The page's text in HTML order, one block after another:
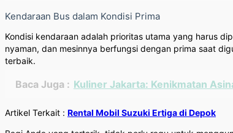
Kendaraan Bus dalam Kondisi Prima
Kondisi kendaraan adalah prioritas utama yang harus
nyaman, dan mesinnya berfungsi dengan prima saat
terbaik.
Baca Juga : Kuliner Jakarta: Kenikmatan
Artikel Terkait : Rental Mobil Suzuki Ertiga di Depok